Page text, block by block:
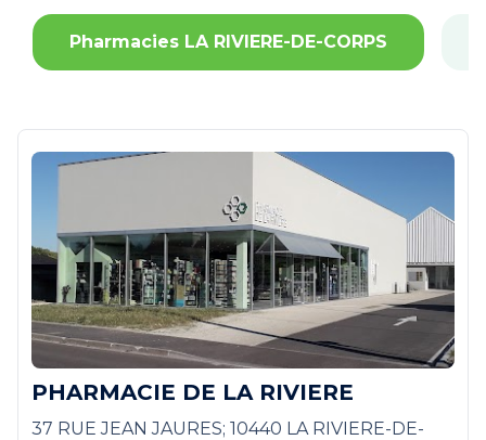
Pharmacies LA RIVIERE-DE-CORPS
PHARMACIE DE LA RIVIERE
37 RUE JEAN JAURES; 10440 LA RIVIERE-DE-